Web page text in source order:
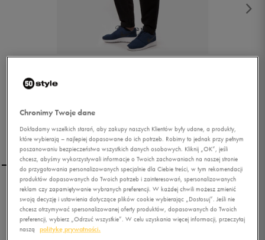
LOTTO SPODNIE
PATERSON 2
0.0(0)
Chronimy Twoje dane
Dokładamy wszelkich starań, aby zakupy naszych Klientów były udane, a produkty,
które wybierają – najlepiej dopasowane do ich potrzeb. Robimy to jednak przy pełnym
poszanowaniu bezpieczeństwa wszystkich danych osobowych. Kliknij „OK”, jeśli
chcesz, abyśmy wykorzystywali informacje o Twoich zachowaniach na naszej stronie
do przygotowania personalizowanych specjalnie dla Ciebie treści, w tym rekomendacji
produktów dopasowanych do Twoich potrzeb i zainteresowań, spersonalizowanych
reklam czy zapamiętywanie wybranych preferencji. W każdej chwili możesz zmienić
swoją decyzję i ustawienia dotyczące plików cookie wybierając „Dostosuj”. Jeśli nie
chcesz otrzymywać spersonalizowanej oferty produktów, dopasowanych do Twoich
preferencji, wybierz „Odrzuć wszystkie”. W celu uzyskania więcej informacji, przeczytaj
naszą
politykę prywatności.